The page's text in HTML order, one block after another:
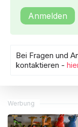
Anmelden
Bei Fragen und
kontaktieren -
Werbung